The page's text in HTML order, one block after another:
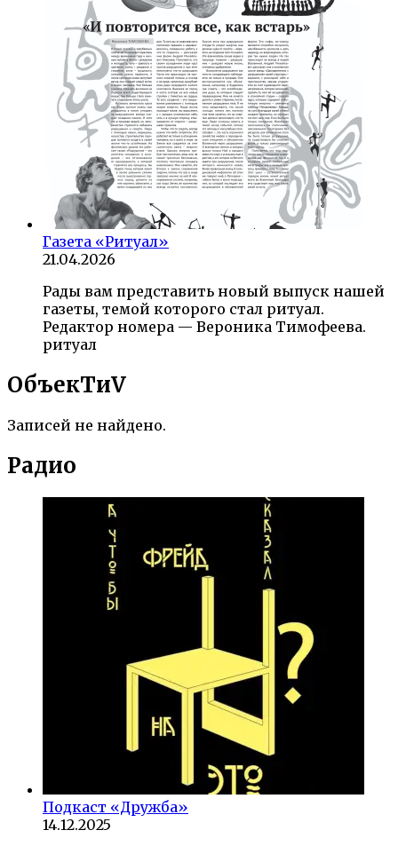
Газета «Ритуал»
21.04.2026
Рады вам представить новый выпуск нашей
газеты, темой которого стал ритуал.
Редактор номера — Вероника Тимофеева.
ритуал
ОбъекTиV
Записей не найдено.
Радио
Подкаст «Дружба»
14.12.2025